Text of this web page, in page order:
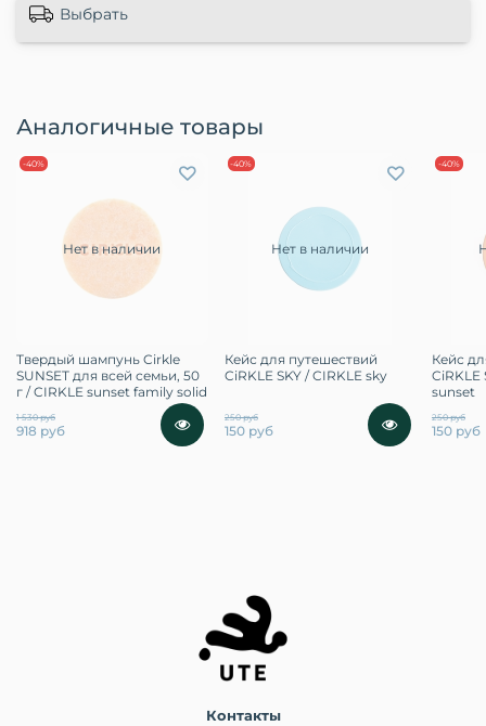
Выбрать
Аналогичные товары
Нет в наличии
-40%
Твердый шампунь Cirkle
SUNSET для всей семьи, 50
г / CIRKLE sunset family solid
1 530 руб
918 руб
Нет в наличии
-40%
Кейс для путешествий
CiRKLE SKY / CIRKLE sky
250 руб
150 руб
-40%
Кейс
CiRKLE
sunset
250 руб
150 руб
Контакты